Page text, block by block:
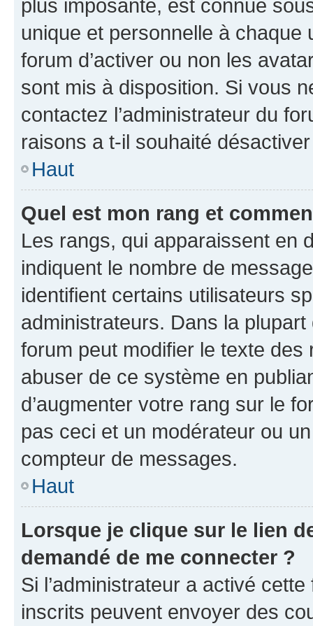
plus imposante, est connue
unique et personnelle à chaque
forum d’activer ou non les
sont mis à disposition. Si vous
contactez l’administrateur du
raisons a t-il souhaité
Haut
Quel est mon rang et
Les rangs, qui apparaissent en
indiquent le nombre de
identifient certains utilisateurs
administrateurs. Dans la
forum peut modifier le texte
abuser de ce système en
d’augmenter votre rang sur le
pas ceci et un modérateur ou
compteur de messages.
Haut
Lorsque je clique sur le lien
demandé de me connecter ?
Si l’administrateur a activé
inscrits peuvent envoyer des